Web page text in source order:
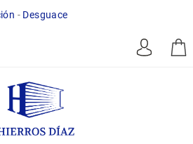
- Desguace